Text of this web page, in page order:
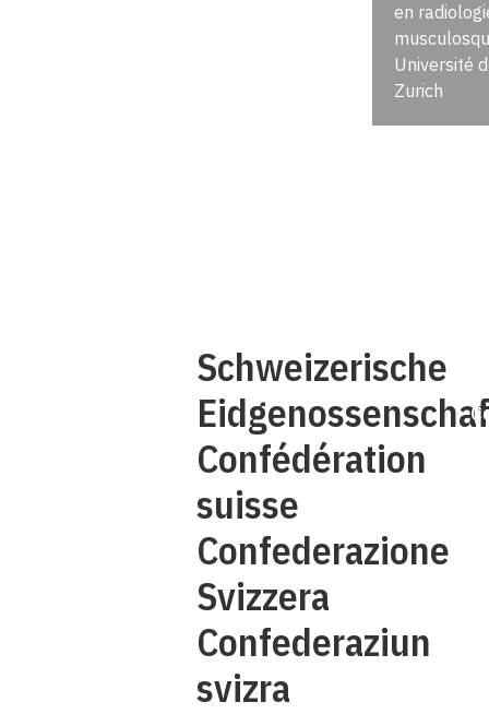
en
Université
Zurich
Schweizerische
Confédération
suisse
Confederazione
Svizzera
Confederaziun
svizra